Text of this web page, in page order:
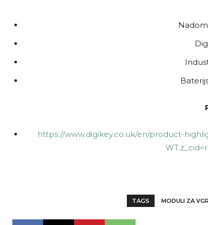
https://www.digikey.co.uk/en/product-
TAGS MODULI ZA